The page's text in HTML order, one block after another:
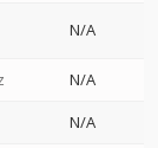
N/A
N/A
N/A